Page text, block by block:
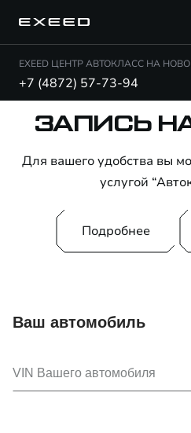
EXEED ЦЕНТР АВТОКЛАСС НА
+7 (4872) 57-73-94
ЗАПИСЬ
Для вашего удобства вы
услугой
Подробнее
Ваш автомобиль
VIN Вашего автомобиля